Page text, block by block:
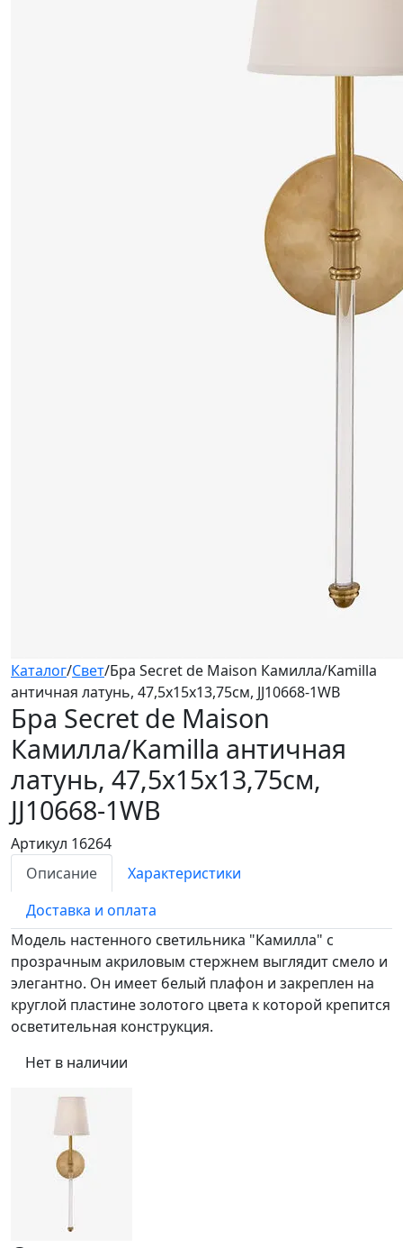
Каталог/Свет/Бра Secret de Maison Камилла/Kamilla
античная латунь, 47,5x15x13,75см, JJ10668-1WB
Бра Secret de Maison
Камилла/Kamilla античная
латунь, 47,5x15x13,75см,
JJ10668-1WB
Артикул 16264
Описание
Характеристики
Доставка и оплата
Модель настенного светильника "Камилла" с
прозрачным акриловым стержнем выглядит смело и
элегантно. Он имеет белый плафон и закреплен на
круглой пластине золотого цвета к которой крепится
осветительная конструкция.
Нет в наличии